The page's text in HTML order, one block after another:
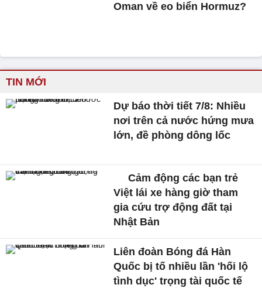
Oman về eo biển Hormuz?
TIN MỚI
Dự báo thời tiết 7/8: Nhiều
nơi trên cả nước hứng mưa
lớn, đề phòng dông lốc
Cảm động các bạn trẻ
Việt lái xe hàng giờ tham
gia cứu trợ động đất tại
Nhật Bản
Liên đoàn Bóng đá Hàn
Quốc bị tố nhiều lần 'hối lộ
tình dục' trọng tài quốc tế